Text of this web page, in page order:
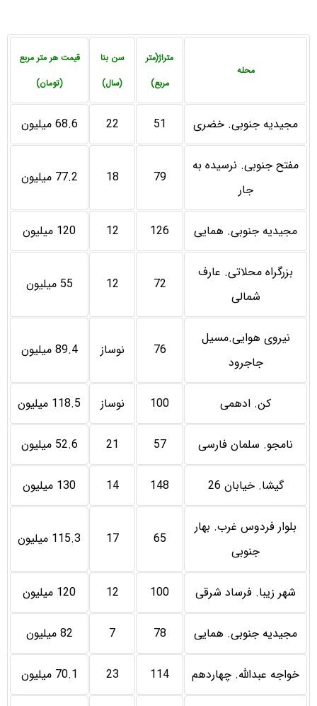
محله
متراژ(متر
مربع)
سن بنا
(سال)
قیمت هر متر مربع
(تومان)
مجیدیه جنوبی. خضری 51
22 68.6 میلیون
مفتح جنوبی. نرسیده به
جار
79
18 77.2 میلیون
مجیدیه جنوبی. همایی 126
12 120 میلیون
بزرگراه محلاتی. عارف
شمالی
72
12 55 میلیون
نیروی هوایی.مسیل
جاجرود
76 نوساز 89.4 میلیون
کن. ادهمی 100 نوساز 118.5 میلیون
نامجو. سلمان فارسی 57
21 52.6 میلیون
گیشا. خیابان 26 148
14 130 میلیون
بلوار فردوس غرب. بهار
جنوبی
65
17 115.3 میلیون
شهر زیبا. فرساد شرقی 100
12 120 میلیون
مجیدیه جنوبی. همایی 78
7 82 میلیون
خواجه عبدالله. چهاردهم 114
23 70.1 میلیون